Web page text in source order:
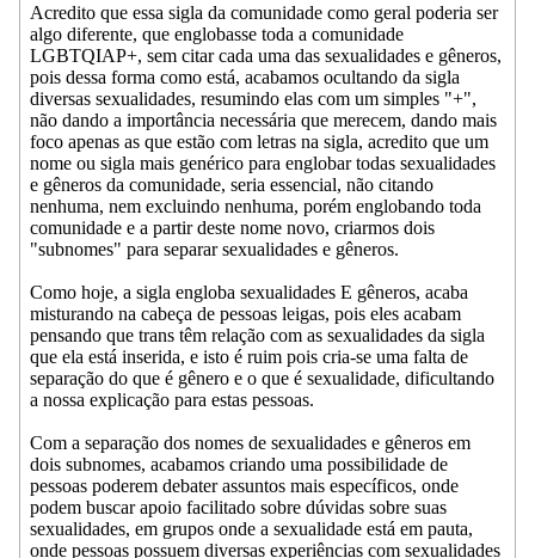
Acredito que essa sigla da comunidade como geral poderia ser
algo diferente, que englobasse toda a comunidade
LGBTQIAP+, sem citar cada uma das sexualidades e gêneros,
pois dessa forma como está, acabamos ocultando da sigla
diversas sexualidades, resumindo elas com um simples "+",
não dando a importância necessária que merecem, dando mais
foco apenas as que estão com letras na sigla, acredito que um
nome ou sigla mais genérico para englobar todas sexualidades
e gêneros da comunidade, seria essencial, não citando
nenhuma, nem excluindo nenhuma, porém englobando toda
comunidade e a partir deste nome novo, criarmos dois
"subnomes" para separar sexualidades e gêneros.
Como hoje, a sigla engloba sexualidades E gêneros, acaba
misturando na cabeça de pessoas leigas, pois eles acabam
pensando que trans têm relação com as sexualidades da sigla
que ela está inserida, e isto é ruim pois cria-se uma falta de
separação do que é gênero e o que é sexualidade, dificultando
a nossa explicação para estas pessoas.
Com a separação dos nomes de sexualidades e gêneros em
dois subnomes, acabamos criando uma possibilidade de
pessoas poderem debater assuntos mais específicos, onde
podem buscar apoio facilitado sobre dúvidas sobre suas
sexualidades, em grupos onde a sexualidade está em pauta,
onde pessoas possuem diversas experiências com sexualidades